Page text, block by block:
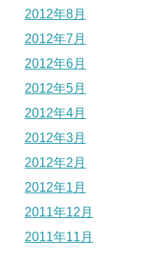
2012年8月
2012年7月
2012年6月
2012年5月
2012年4月
2012年3月
2012年2月
2012年1月
2011年12月
2011年11月